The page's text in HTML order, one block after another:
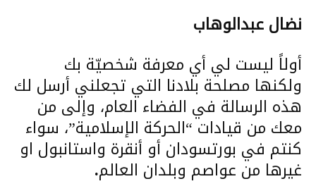
نضال عبدالوهاب
أولاً ليست لي أي معرفة شخصيّة بك
ولكنها مصلحة بلادنا التي تجعلني أرسل لك
هذه الرسالة في الفضاء العام، وإلى من
معك من قيادات “الحركة الإسلامية”، سواء
كنتم في بورتسودان أو أنقرة واستانبول او
غيرها من عواصم وبلدان العالم.